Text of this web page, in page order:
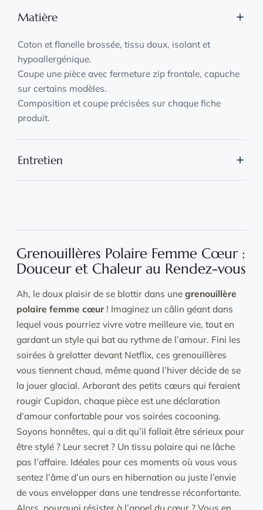
Matière
Coton et flanelle brossée, tissu doux, isolant et
hypoallergénique.
Coupe une pièce avec fermeture zip frontale, capuche
sur certains modèles.
Composition et coupe précisées sur chaque fiche
produit.
Entretien
Repassage à basse température sur l'envers si
nécessaire.
Grenouillères Polaire Femme Cœur :
Douceur et Chaleur au Rendez-vous
Ah, le doux plaisir de se blottir dans une grenouillère
polaire femme cœur ! Imaginez un câlin géant dans
lequel vous pourriez vivre votre meilleure vie, tout en
gardant un style qui bat au rythme de l’amour. Fini les
soirées à grelotter devant Netflix, ces grenouillères
vous tiennent chaud, même quand l’hiver décide de se
la jouer glacial. Arborant des petits cœurs qui feraient
rougir Cupidon, chaque pièce est une déclaration
d’amour confortable pour vos soirées cocooning.
Soyons honnêtes, qui a dit qu’il fallait être sérieux pour
être stylé ? Leur secret ? Un tissu polaire qui ne lâche
pas l’affaire. Idéales pour ces moments où vous vous
sentez l’âme d’un ours en hibernation ou juste l’envie
de vous envelopper dans une tendresse réconfortante.